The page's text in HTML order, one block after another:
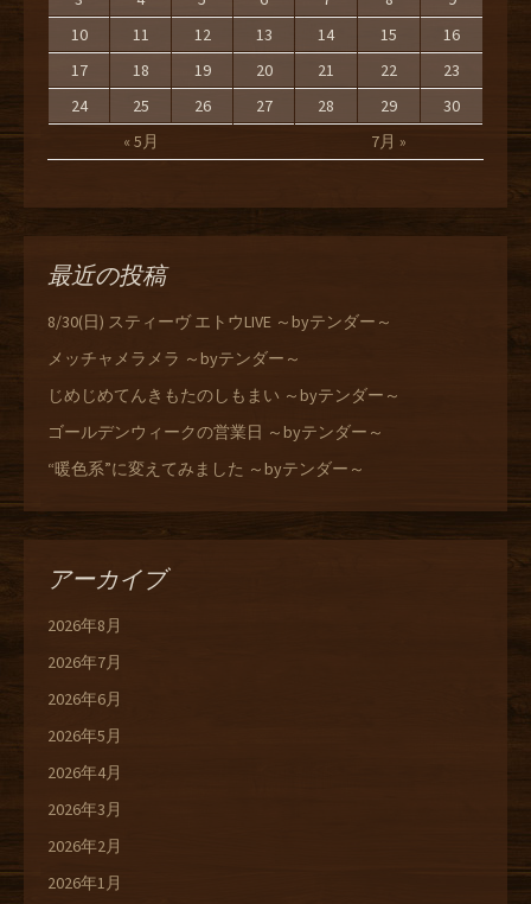
« 5月 7月 »
10
11 12 13 14 15
16
17
18 19 20 21 22
23
24
25 26 27 28 29 30
最近の投稿
8/30(日) スティーヴ エトウLIVE ～byテンダー～
メッチャメラメラ ～byテンダー～
じめじめてんきもたのしもまい ～byテンダー～
ゴールデンウィークの営業日 ～byテンダー～
“暖色系”に変えてみました ～byテンダー～
アーカイブ
2026年8月
2026年7月
2026年6月
2026年5月
2026年4月
2026年3月
2026年2月
2026年1月